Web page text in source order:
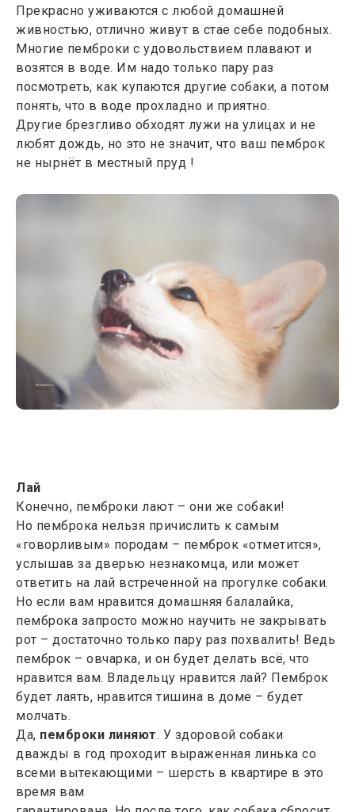
Прекрасно уживаются с любой домашней
живностью, отлично живут в стае себе подобных.
Многие пемброки с удовольствием плавают и
возятся в воде. Им надо только пару раз
посмотреть, как купаются другие собаки, а потом
понять, что в воде прохладно и приятно.
Другие брезгливо обходят лужи на улицах и не
любят дождь, но это не значит, что ваш пемброк
не нырнёт в местный пруд !
Лай
Конечно, пемброки лают – они же собаки!
Но пемброка нельзя причислить к самым
«говорливым» породам – пемброк «отметится»,
услышав за дверью незнакомца, или может
ответить на лай встреченной на прогулке собаки.
Но если вам нравится домашняя балалайка,
пемброка запросто можно научить не закрывать
рот – достаточно только пару раз похвалить! Ведь
пемброк – овчарка, и он будет делать всё, что
нравится вам. Владельцу нравится лай? Пемброк
будет лаять, нравится тишина в доме – будет
молчать.
Да, пемброки линяют. У здоровой собаки
дважды в год проходит выраженная линька со
всеми вытекающими – шерсть в квартире в это
время вам